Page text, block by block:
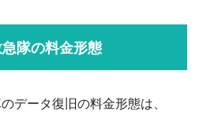
隊の料金形態
データ復旧の料金形態は、